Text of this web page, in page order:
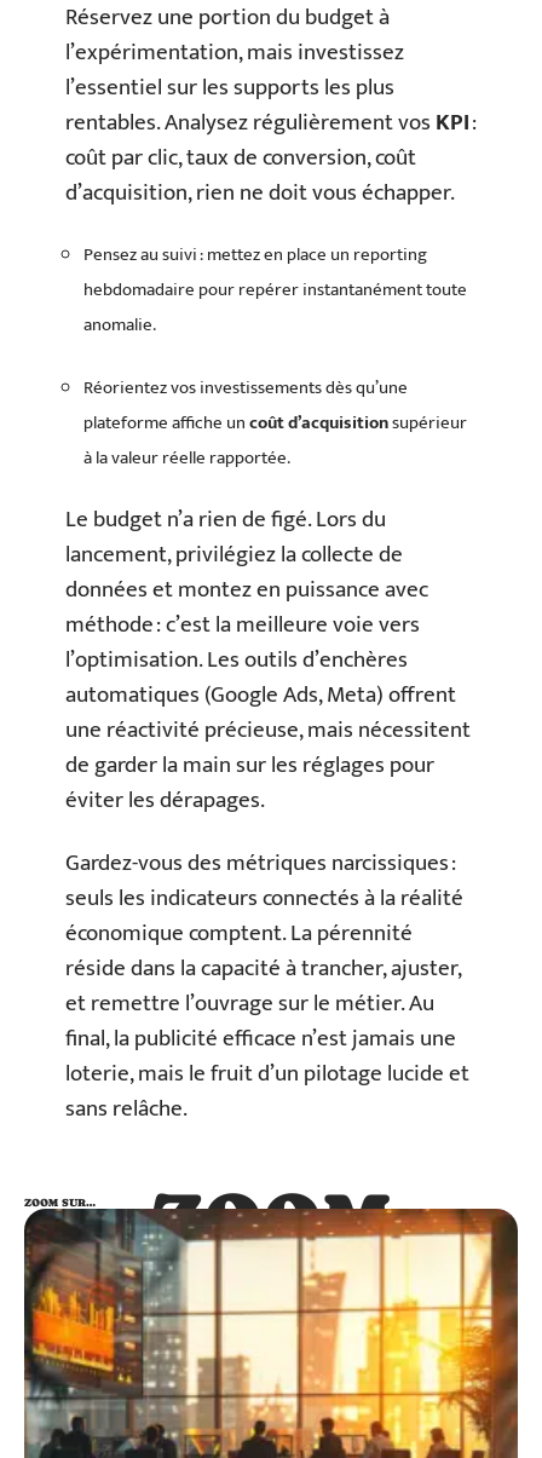
Réservez une portion du budget à
l’expérimentation, mais investissez
l’essentiel sur les supports les plus
rentables. Analysez régulièrement vosKPI:
coût par clic, taux de conversion, coût
d’acquisition, rien ne doit vous échapper.
Pensez au suivi : mettez en place un reporting
hebdomadaire pour repérer instantanément toute
anomalie.
Réorientez vos investissements dès qu’une
plateforme affiche uncoût d’acquisitionsupérieur
à la valeur réelle rapportée.
Le budget n’a rien de figé. Lors du
lancement, privilégiez la collecte de
données et montez en puissance avec
méthode : c’est la meilleure voie vers
l’optimisation. Les outils d’enchères
automatiques (Google Ads, Meta) offrent
une réactivité précieuse, mais nécessitent
de garder la main sur les réglages pour
éviter les dérapages.
Gardez-vous des métriques narcissiques :
seuls les indicateurs connectés à la réalité
économique comptent. La pérennité
réside dans la capacité à trancher, ajuster,
et remettre l’ouvrage sur le métier. Au
final, la publicité efficace n’est jamais une
loterie, mais le fruit d’un pilotage lucide et
sans relâche.
ZOOM
SUR…
ZOOM SUR…